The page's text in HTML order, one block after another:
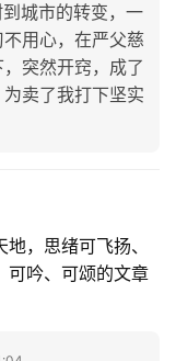
城市的转变，一
用心，在严父慈
突然开窍，成了
卖了我打下坚实
，思绪可飞扬、
可吟、可颂的文章